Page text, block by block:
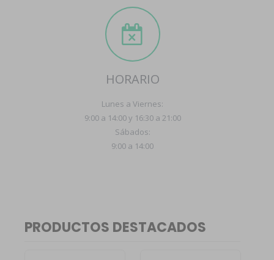
HORARIO
Lunes a Viernes:
9:00 a 14:00 y 16:30 a 21:00
Sábados:
9:00 a 14:00